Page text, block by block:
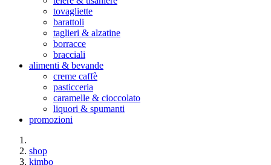
tovagliette
barattoli
taglieri & alzatine
borracce
bracciali
alimenti & bevande
creme caffè
pasticceria
caramelle & cioccolato
liquori & spumanti
promozioni
shop
kimbo